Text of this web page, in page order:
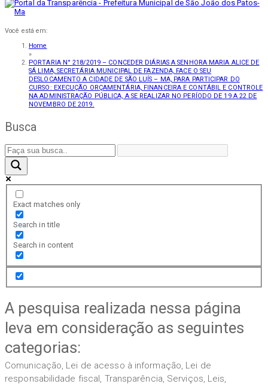
Você está em:
Home
»
PORTARIA N° 218/2019 – CONCEDER DIÁRIAS A SENHORA MARIA ALICE DE
SÁ LIMA, SECRETÁRIA MUNICIPAL DE FAZENDA, FACE O SEU
DESLOCAMENTO A CIDADE DE SÃO LUÍS – MA, PARA PARTICIPAR DO
CURSO: EXECUÇÃO ORÇAMENTÁRIA, FINANCEIRA E CONTÁBIL E CONTROLE
NA ADMINISTRAÇÃO PÚBLICA, A SE REALIZAR NO PERÍODO DE 19 A 22 DE
NOVEMBRO DE 2019.
Busca
Exact matches only
Search in title
Search in content
A pesquisa realizada nessa página
leva em consideração as seguintes
categorias:
Comunicação, Lei de acesso à informação, Lei de
responsabilidade fiscal, Transparência, Serviços, Leis,